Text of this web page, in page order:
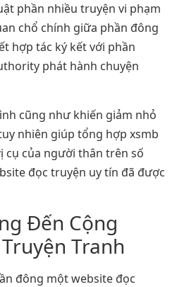
phần nhiều truyện vi phạm
chổ chính giữa phần đông
hợp tác ký kết với phần
phát hành chuyện
cũng như khiến giảm nhỏ
nhiên giúp tổng hợp xsmb
của người thân trên số
đọc truyện uy tín đã được
Đến Cộng
Tranh
đông một website đọc